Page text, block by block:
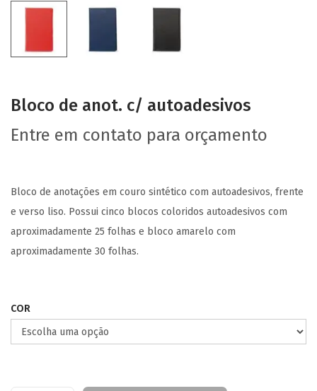
Bloco de anot. c/ autoadesivos
Entre em contato para orçamento
Bloco de anotações em couro sintético com autoadesivos, frente
e verso liso. Possui cinco blocos coloridos autoadesivos com
aproximadamente 25 folhas e bloco amarelo com
aproximadamente 30 folhas.
COR